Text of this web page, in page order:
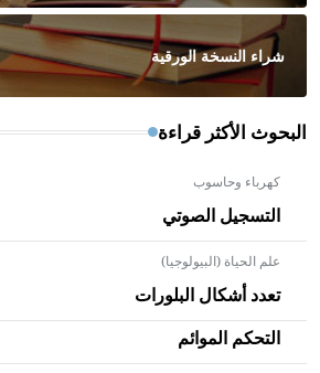
شراء النسخة الورقية
البحوث الأكثر قراءة
كهرباء وحاسوب
التسجيل الصوتي
علم الحياة (البيولوجيا)
تعدد أشكال البلورات
التحكم الموائم